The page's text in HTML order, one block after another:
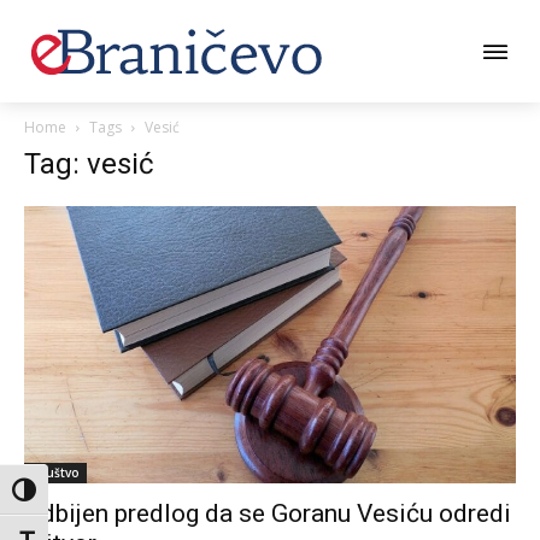
Toggle High Contrast
Home Tags Vesić
Tag: vesić
Društvo
Odbijen predlog da se Goranu Vesiću odredi